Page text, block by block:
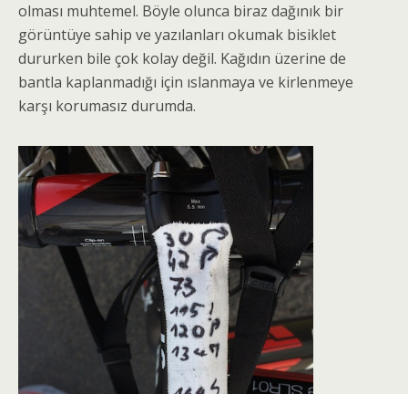
olması muhtemel. Böyle olunca biraz dağınık bir
görüntüye sahip ve yazılanları okumak bisiklet
dururken bile çok kolay değil. Kağıdın üzerine de
bantla kaplanmadığı için ıslanmaya ve kirlenmeye
karşı korumasız durumda.